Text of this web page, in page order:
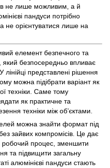
не лише можливим, а й
пандуси потрібно
а не орієнтуватися лише на
елемент безпечного та
який безпосередньо впливає
представлені рішення
можна підібрати варіант як
техніки. Саме тому
як практичне та
техніки між об’єктами.
можна знайти формат під
зайвих компромісів. Це дає
робочий процес, зменшити
та підвищити загальну
алюмінієві пандуси стають